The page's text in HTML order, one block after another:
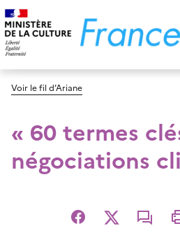
Voir le fil d’Ariane
« 60 termes
négociations
Facebook
X email